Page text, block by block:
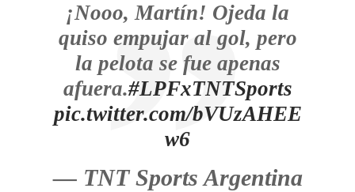
¡Nooo, Martín! Ojeda la
quiso empujar al gol, pero
la pelota se fue apenas
afuera.#LPFxTNTSports
pic.twitter.com/bVUzAHEE
w6
— TNT Sports Argentina